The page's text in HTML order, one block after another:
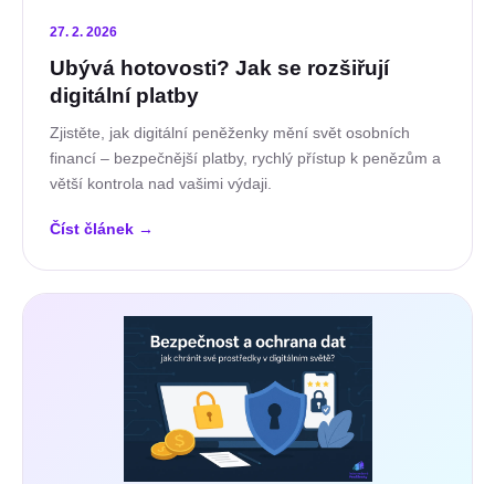
27. 2. 2026
Ubývá hotovosti? Jak se rozšiřují
digitální platby
Zjistěte, jak digitální peněženky mění svět osobních
financí – bezpečnější platby, rychlý přístup k penězům a
větší kontrola nad vašimi výdaji.
Číst článek →